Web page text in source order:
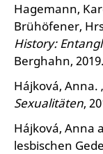
Hagemann,
Brühöfener,
History:
Berghahn, 2019.
Hájková, Anna.
Sexualitäten,
Hájková, Anna
lesbischen